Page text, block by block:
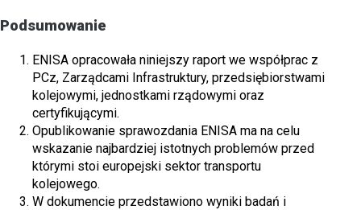
Podsumowanie
ENISA opracowała niniejszy raport we współprac z
PCz, Zarządcami Infrastruktury, przedsiębiorstwami
kolejowymi, jednostkami rządowymi oraz
certyfikującymi.
Opublikowanie sprawozdania ENISA ma na celu
wskazanie najbardziej istotnych problemów przed
którymi stoi europejski sektor transportu
kolejowego.
W dokumencie przedstawiono wyniki badań i